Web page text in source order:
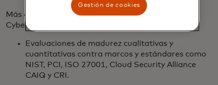
Más allá de la cuantificación del riesgo cibernético,
Cyber Quant ayuda a las organizaciones con:
Evaluaciones de madurez cualitativas y
cuantitativas contra marcos y estándares como
NIST, PCI, ISO 27001, Cloud Security Alliance
CAIQ y CRI.
Gestión de cookies